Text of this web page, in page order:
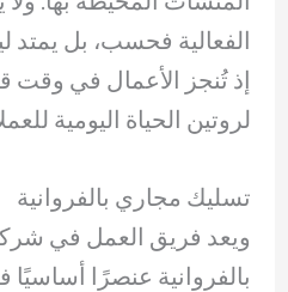
الفعالية فحسب، بل يمتد
إذ تُنجز الأعمال في
لروتين الحياة اليومية
تسليك مجاري بالفروانية
ويعد فريق العمل في
بالفروانية عنصرًا أساسيًا